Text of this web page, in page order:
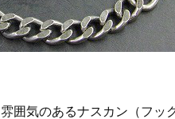
囲気のあるナスカン（フッ